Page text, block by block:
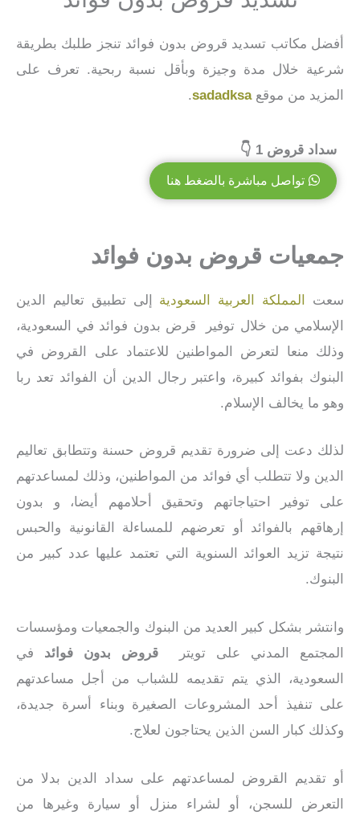
أفضل مكاتب تسديد قروض بدون فوائد تنجز طلبك بطريقة
شرعية خلال مدة وجيزة وبأقل نسبة ربحية. تعرف على
المزيد من موقعsadadksa
.
سداد قروض 1 👇
تواصل مباشرة بالضغط هنا
جمعيات قروض بدون فوائد
سعت المملكة العربية السعودية إلى تطبيق تعاليم الدين
الإسلامي من خلال توفير قرض بدون فوائد في السعودية،
وذلك منعا لتعرض المواطنين للاعتماد على القروض في
البنوك بفوائد كبيرة، واعتبر رجال الدين أن الفوائد تعد ربا
وهو ما يخالف الإسلام.
لذلك دعت إلى ضرورة تقديم قروض حسنة وتتطابق تعاليم
الدين ولا تتطلب أي فوائد من المواطنين، وذلك لمساعدتهم
على توفير احتياجاتهم وتحقيق أحلامهم أيضا، و بدون
إرهاقهم بالفوائد أو تعرضهم للمساءلة القانونية والحبس
نتيجة تزيد العوائد السنوية التي تعتمد عليها عدد كبير من
البنوك.
وانتشر بشكل كبير العديد من البنوك والجمعيات ومؤسسات
المجتمع المدني على تويتر قروض بدون فوائد في
السعودية، الذي يتم تقديمه للشباب من أجل مساعدتهم
على تنفيذ أحد المشروعات الصغيرة وبناء أسرة جديدة،
وكذلك كبار السن الذين يحتاجون لعلاج.
أو تقديم القروض لمساعدتهم على سداد الدين بدلا من
التعرض للسجن، أو لشراء منزل أو سيارة وغيرها من